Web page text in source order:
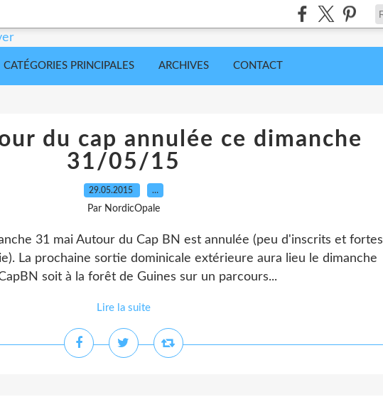
CATÉGORIES PRINCIPALES ARCHIVES CONTACT
du cap annulée ce dimanche
31/05/15
29.05.2015 …
Par NordicOpale
31 mai Autour du Cap BN est annulée (peu d'inscrits et fortes
La prochaine sortie dominicale extérieure aura lieu le dimanche
soit à la forêt de Guines sur un parcours...
Lire la suite